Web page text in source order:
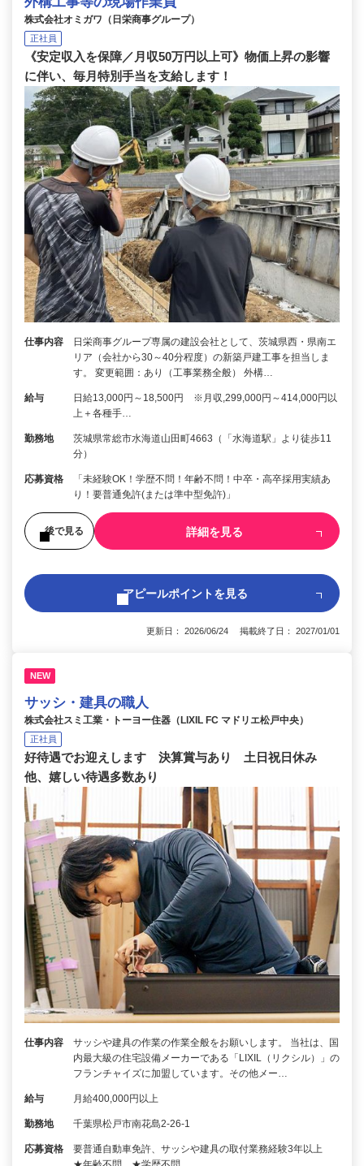
株式会社オミガワ（日栄商事グループ）
正社員
《安定収入を保障／月収50万円以上可》物価上昇の影響
に伴い、毎月特別手当を支給します！
仕事内容
日栄商事グループ専属の建設会社として、茨城県西・県南エ
リア（会社から30～40分程度）の新築戸建工事を担当しま
す。 変更範囲：あり（工事業務全般） 外構…
給与
日給13,000円～18,500円 ※月収,299,000円～414,000円以
上＋各種手…
勤務地
茨城県常総市水海道山田町4663（「水海道駅」より徒歩11
分）
応募資格
「未経験OK！学歴不問！年齢不問！中卒・高卒採用実績あ
り！要普通免許(または準中型免許)」
後で見る 詳細を見る
アピールポイントを見る
更新日： 2026/06/24 掲載終了日： 2027/01/01
NEW
サッシ・建具の職人
株式会社スミ工業・トーヨー住器（LIXIL FC マドリエ松戸中央）
正社員
好待遇でお迎えします 決算賞与あり 土日祝日休み
他、嬉しい待遇多数あり
仕事内容
サッシや建具の作業の作業全般をお願いします。 当社は、国
内最大級の住宅設備メーカーである「LIXIL（リクシル）」の
フランチャイズに加盟しています。その他メー…
給与 月給400,000円以上
勤務地 千葉県松戸市南花島2-26-1
応募資格
要普通自動車免許、サッシや建具の取付業務経験3年以上